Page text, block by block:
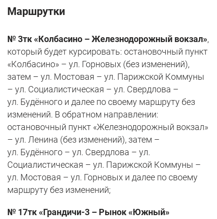
Маршрутки
№ 3тк «Колбасино – Железнодорожный вокзал»,
который будет курсировать: остановочный пункт
«Колбасино» – ул. Горновых (без изменений),
затем – ул. Мостовая – ул. Парижской Коммуны
– ул. Социалистическая – ул. Свердлова –
ул. Будённого и далее по своему маршруту без
изменений. В обратном направлении:
остановочный пункт «Железнодорожный вокзал»
– ул. Ленина (без изменений), затем –
ул. Будённого – ул. Свердлова – ул.
Социалистическая – ул. Парижской Коммуны –
ул. Мостовая – ул. Горновых и далее по своему
маршруту без изменений;
№ 17тк «Грандичи-3 – Рынок «Южный»